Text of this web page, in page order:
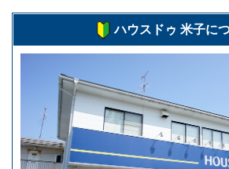
ハウスドゥ 米子に